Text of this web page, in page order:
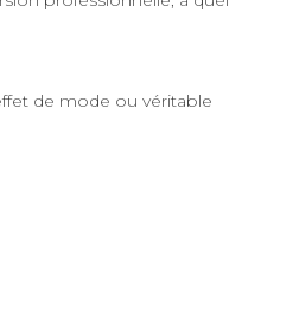
de mode ou véritable